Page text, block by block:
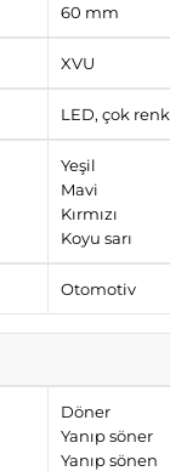
60 mm
XVU
LED, çok
Yeşil
Mavi
Kırmızı
Koyu sarı
Otomotiv
Döner
Yanıp söner
Yanıp sönen